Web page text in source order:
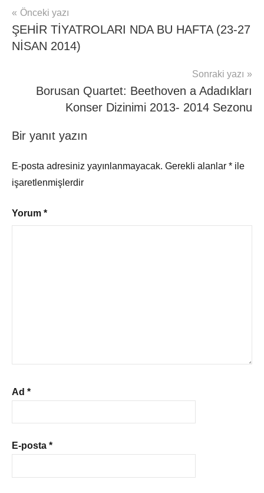
Yazı
gezinmesi
Önceki yazı
ŞEHİR TİYATROLARI NDA BU HAFTA (23-27
NİSAN 2014)
Sonraki yazı
Borusan Quartet: Beethoven a Adadıkları
Konser Dizinimi 2013- 2014 Sezonu
Bir yanıt yazın
E-posta adresiniz yayınlanmayacak. Gerekli alanlar * ile
işaretlenmişlerdir
Yorum *
Ad *
E-posta *